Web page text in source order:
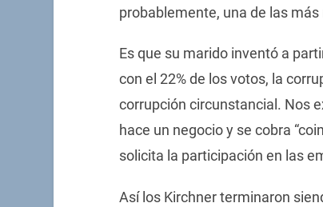
probablemente, una de las
Es que su marido inventó a
con el 22% de los votos, la
corrupción circunstancial. Nos
hace un negocio y se cobra
solicita la participación en las
Así los Kirchner terminaron